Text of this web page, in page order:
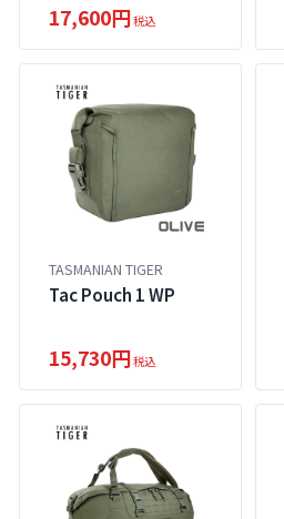
17,600円税込
TASMANIAN TIGER
Tac Pouch 1 WP
15,730円税込